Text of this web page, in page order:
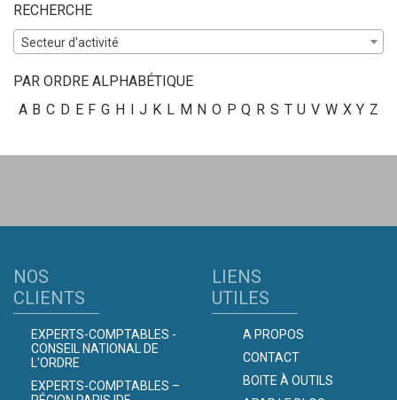
RECHERCHE
Secteur d'activité
PAR ORDRE ALPHABÉTIQUE
A B C D E F G H I J K L M N O P Q R S T U V W X Y Z
NOS
CLIENTS
EXPERTS-COMPTABLES -
CONSEIL NATIONAL DE
L'ORDRE
EXPERTS-COMPTABLES –
LIENS
UTILES
A PROPOS
CONTACT
BOITE À OUTILS